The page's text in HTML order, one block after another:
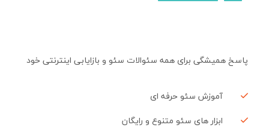
پاسخ همیشگی برای همه سئوالات سئو و بازایابی اینترنتی خود
آموزش سئو حرفه ای
ابزار های سئو متنوع و رایگان